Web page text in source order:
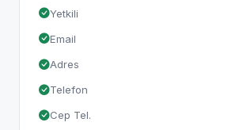
Yetkili
Email
Adres
Telefon
Cep Tel.